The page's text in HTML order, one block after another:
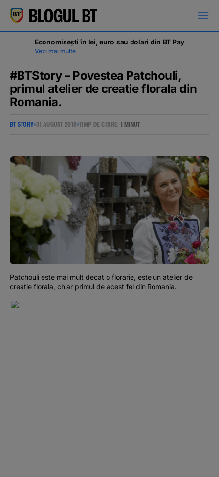
кириллица
BT Pay
Evenimente
Podcast
The MacRO Zone
Pentru antreprenori
Banking, pe relaxare
Economisești în lei, euro sau dolari din BT Pay
Vezi mai multe
#BTStory – Povestea Patchouli,
primul atelier de creatie florala din
Romania.
BT STORY 31 AUGUST 2018 TIMP DE CITIRE: 1 MINUT
Patchouli este mai mult decat o florarie, este un atelier de
creatie florala, chiar primul de acest fel din Romania.